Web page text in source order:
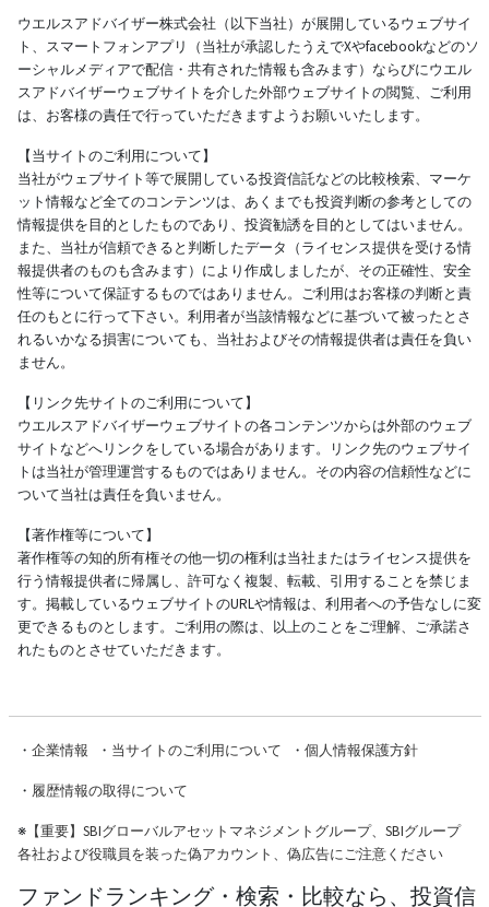
ウエルスアドバイザー株式会社（以下当社）が展開しているウェブサイ
ト、スマートフォンアプリ（当社が承認したうえでXやfacebookなどのソ
ーシャルメディアで配信・共有された情報も含みます）ならびにウエル
スアドバイザーウェブサイトを介した外部ウェブサイトの閲覧、ご利用
は、お客様の責任で行っていただきますようお願いいたします。
【当サイトのご利用について】
当社がウェブサイト等で展開している投資信託などの比較検索、マーケ
ット情報など全てのコンテンツは、あくまでも投資判断の参考としての
情報提供を目的としたものであり、投資勧誘を目的としてはいません。
また、当社が信頼できると判断したデータ（ライセンス提供を受ける情
報提供者のものも含みます）により作成しましたが、その正確性、安全
性等について保証するものではありません。ご利用はお客様の判断と責
任のもとに行って下さい。利用者が当該情報などに基づいて被ったとさ
れるいかなる損害についても、当社およびその情報提供者は責任を負い
ません。
【リンク先サイトのご利用について】
ウエルスアドバイザーウェブサイトの各コンテンツからは外部のウェブ
サイトなどへリンクをしている場合があります。リンク先のウェブサイ
トは当社が管理運営するものではありません。その内容の信頼性などに
ついて当社は責任を負いません。
【著作権等について】
著作権等の知的所有権その他一切の権利は当社またはライセンス提供を
行う情報提供者に帰属し、許可なく複製、転載、引用することを禁じま
す。掲載しているウェブサイトのURLや情報は、利用者への予告なしに変
更できるものとします。ご利用の際は、以上のことをご理解、ご承諾さ
れたものとさせていただきます。
・ 企業情報 ・ 当サイトのご利用について ・ 個人情報保護方針
・ 履歴情報の取得について
※【重要】SBIグローバルアセットマネジメントグループ、SBIグループ
各社および役職員を装った偽アカウント、偽広告にご注意ください
ファンドランキング・検索・比較なら、投資信